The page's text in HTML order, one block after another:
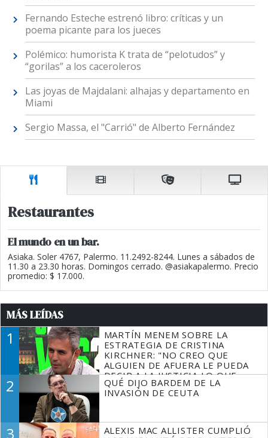
Fernando Esteche estrenó libro: críticas y un
poema picante para los jueces
Polémico: humorista K trata de “pelotudos” y
“gorilas” a los caceroleros
Las joyas de Majdalani: alhajas y departamento en
Miami
Sergio Massa, el "Carrió" de Alberto Fernández
Restaurantes
El mundo en un bar.
Asiaka. Soler 4767, Palermo. 11.2492-8244. Lunes a sábados de
11.30 a 23.30 horas. Domingos cerrado. @asiakapalermo. Precio
promedio: $ 17.000.
MÁS LEÍDAS
1
MARTÍN MENEM SOBRE LA
ESTRATEGIA DE CRISTINA
KIRCHNER: "NO CREO QUE
ALGUIEN DE AFUERA LE PUEDA
DECIR A LA JUSTICIA LO QUE
TIENE QUE HACER"
2
QUÉ DIJO BARDEM DE LA
INVASIÓN DE CEUTA
3
ALEXIS MAC ALLISTER CUMPLIÓ